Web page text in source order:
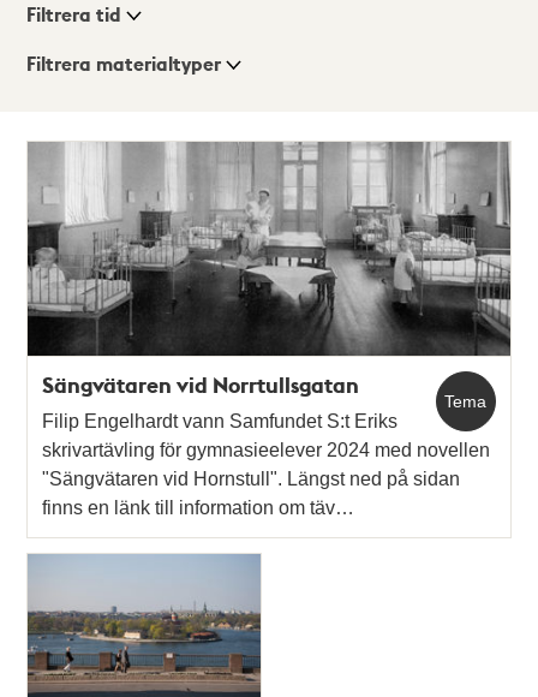
Visningsläge
Filtrera tid
Filtrera materialtyper
Tema
Sängvätaren vid Norrtullsgatan
Filip Engelhardt vann Samfundet S:t Eriks
skrivartävling för gymnasieelever 2024 med novellen
"Sängvätaren vid Hornstull". Längst ned på sidan
finns en länk till information om täv…